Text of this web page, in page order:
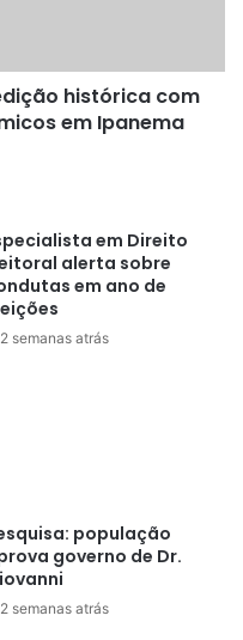
histórica com
em Ipanema
em Direito
alerta sobre
em ano de
2 semanas atrás
população
governo de Dr.
2 semanas atrás